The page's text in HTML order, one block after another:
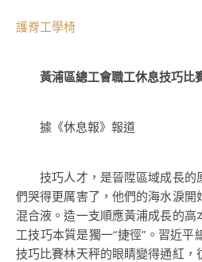
護脊工學椅
黃浦區總工會職工休息技巧比
據《休息報》報道
技巧人才，是晉陞區域成長的
們哭得更厲害了，他們的海水淚開
混合液。造一支順應黃浦成長的
工技巧本質是獨一“捷徑”。 習近平
技巧比賽林天秤的眼睛變得通紅